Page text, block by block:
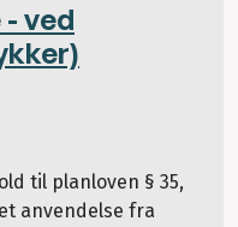
ved
til planloven § 35,
anvendelse fra